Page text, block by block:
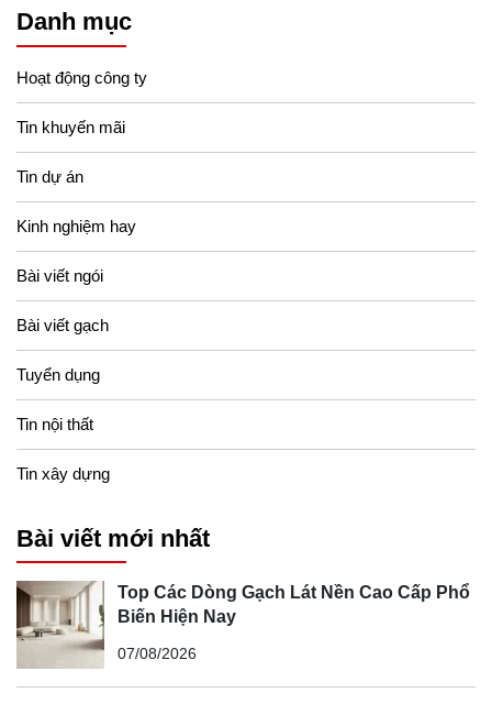
Gạch lát nền Prime, kích thước 100x100cm, mã sản phẩm 21009
Danh mục
Hoạt động công ty
Tin khuyến mãi
Tin dự án
Kinh nghiệm hay
Bài viết ngói
Bài viết gạch
Tuyển dụng
Tin nội thất
Tin xây dựng
Bài viết mới nhất
Top Các Dòng Gạch Lát Nền Cao Cấp Phổ
Biến Hiện Nay
07/08/2026